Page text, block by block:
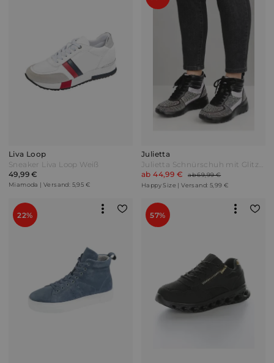
Liva Loop
Sneaker Liva Loop Weiß
49,99 €
Miamoda | Versand: 5,95 €
Julietta
Julietta Schnürschuh mit Glitzersteinen Schwarz
ab 44,99 €
ab 69,99 €
Happy Size | Versand: 5,99 €
22% 57%